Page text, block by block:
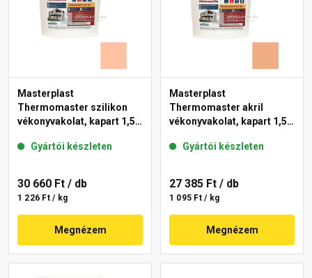
Masterplast
Thermomaster szilikon
vékonyvakolat, kapart 1,5
Gyártói készleten
30 660 Ft / db
1 226 Ft / kg
Megnézem
Masterplast
Thermomaster akril
vékonyvakolat, kapart 1,5
Gyártói készleten
27 385 Ft / db
1 095 Ft / kg
Megnézem